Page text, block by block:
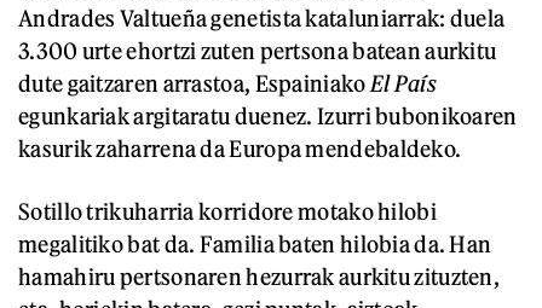
Andrades Valtueña genetista kataluniarrak: duela
3.300 urte ehortzi zuten pertsona batean aurkitu
dute gaitzaren arrastoa, Espainiako El País
egunkariak argitaratu duenez. Izurri bubonikoaren
kasurik zaharrena da Europa mendebaldeko.
Sotillo trikuharria korridore motako hilobi
megalitiko bat da. Familia baten hilobia da. Han
hamahiru pertsonaren hezurrak aurkitu zituzten,